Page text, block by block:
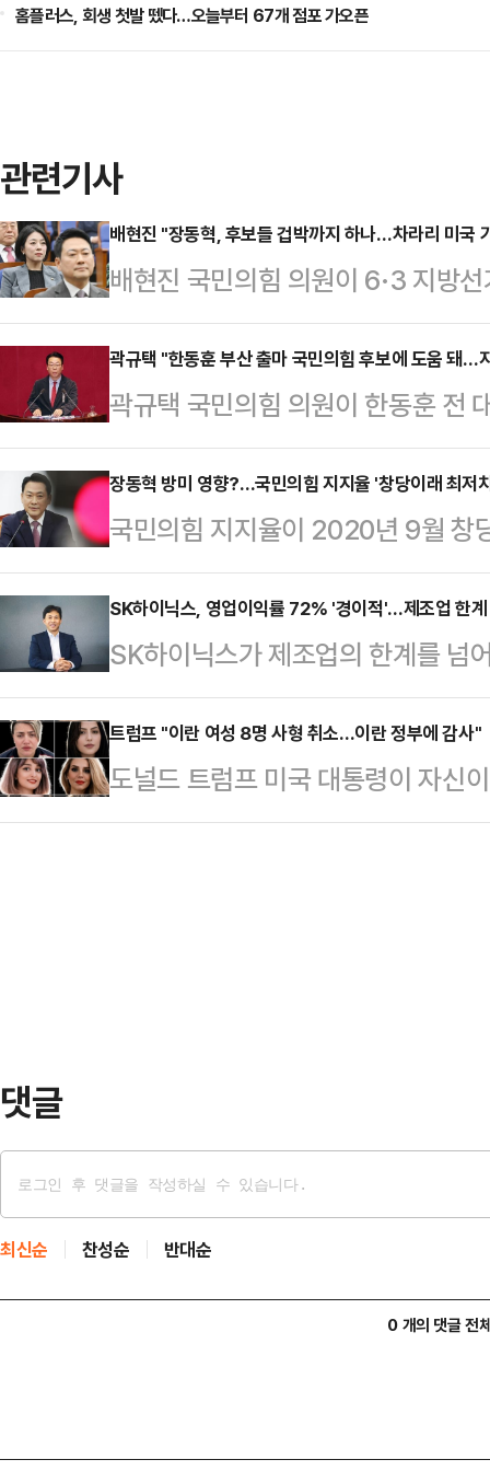
홈플러스, 회생 첫발 뗐다…오늘부터 67개 점포 가오픈
관련기사
배현진 "장동혁, 후보들 겁박까지 하나…차라리 미국
배현진 국민의힘 의원이 6·3 지방
교체하겠다고 엄포를 놓은 장동혁
하나. 차라리 미국 가시라"라고 날
"장동혁 대표가 말하는 해당행위가
서 장 대표는 이날 오전 서울 여의
언에서 "지금부터 발생하는 해당
가 해당 행위를 하면 즉시 교체하
일 앞으로 다가…
곽규택 "한동훈 부산 출마 국민의힘 후보에 도움 돼…
곽규택 국민의힘 의원이 한동훈 전
"(한 전 대표의 출마가) 지방선거에
다"고 말했다.곽규택 의원은 23일
출마 관련 질문을 받고 "한 전 대표
의 대립각 또 이재명정부에 대한 비
선거에 대한 관심도가 올라갈 것"
형준 후보에게도 좀 긍정적인 효과
다"며 "(한 …
장동혁 방미 영향?…국민의힘 지지율 '창당이래 최
국민의힘 지지율이 2020년 9월 창
브레인퍼블릭·케이스탯리서치·코
전화 가상번호(100%)를 이용한 전
(NBS)의 정당별 지지도 조사 결과
를 각각 기록했다. 양당 간 격차는
은 1%p 올랐고 국민의힘 3%p 떨
가 처음 시작된 2020년 7월 이래
율은 이 조사에…
SK하이닉스, 영업이익률 72% '경이적'…제조업 한
SK하이닉스가 제조업의 한계를 넘
한국 기업의 역사를 새로 썼다. 전
기조 속에서 매출과 영업이익 모두
23일 올해 1분기 경영실적으로 매
6103억원, 순이익 40조3459억원
트럼프 "이란 여성 8명 사형 취소…이란 정부에 감사"
도널드 트럼프 미국 대통령이 자신
가 이뤄졌다면서 이란 정부에 감사
댓글
최신순 찬성순 반대순
0 개의 댓글 전